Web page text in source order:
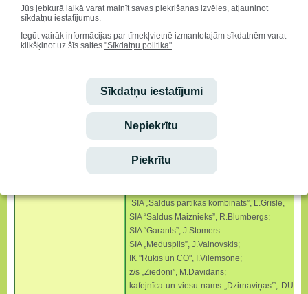
Jūs jebkurā laikā varat mainīt savas piekrišanas izvēles, atjauninot
sīkdatņu iestatījumus.
Iegūt vairāk informācijas par tīmekļvietnē izmantotajām sīkdatnēm varat
klikšķinot uz šīs saites "Sīkdatņu politika"
Sīkdatņu iestatījumi
Nepiekrītu
Piekrītu
2013./2014.mācību gads
Pateicoties lielajam atbalstītāju pulkam
vairāk nekā 100 vērtīgas dāvanas!
SIA „Studio Moderna” (Dormeo matracis);
A/S "Druva Food”, S.Ošeniece;
SIA“ Saldus Zaļā aptieka” A.Ozoliņa;
veikals “Rieksts”, L.Rubule;
SIA „Stādaudzētava Blīdene”, R.Rullis;
SIA “Certa Serviss”, J. Rubulis;
kafejnīca “Magdalēna”, N.Zīlīte;
SIA “Saldus Druva”, M.Spundiņa;
SIA „Saldus pārtikas kombināts”, L.Grīsle,
SIA “Saldus Maiznieks”, R.Blumbergs;
SIA “Garants”, J.Stomers
SIA „Meduspils”, J.Vainovskis;
IK "Rūķis un CO", I.Vilemsone;
z/s „Ziedoņi”, M.Davidāns;
kafejnīca un viesu nams „Dzirnaviņas'”; DUS